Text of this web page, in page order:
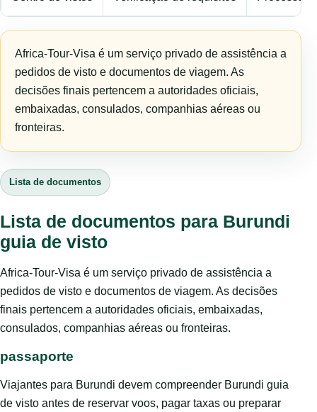
Africa-Tour-Visa é um serviço privado de assistência a
pedidos de visto e documentos de viagem. As
decisões finais pertencem a autoridades oficiais,
embaixadas, consulados, companhias aéreas ou
fronteiras.
Lista de documentos
Lista de documentos para Burundi
guia de visto
Africa-Tour-Visa é um serviço privado de assistência a
pedidos de visto e documentos de viagem. As decisões
finais pertencem a autoridades oficiais, embaixadas,
consulados, companhias aéreas ou fronteiras.
passaporte
Viajantes para Burundi devem compreender Burundi guia
de visto antes de reservar voos, pagar taxas ou preparar